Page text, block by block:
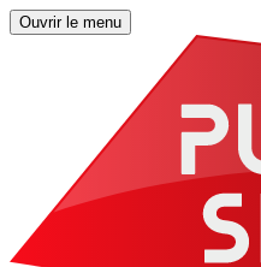
Ouvrir le menu